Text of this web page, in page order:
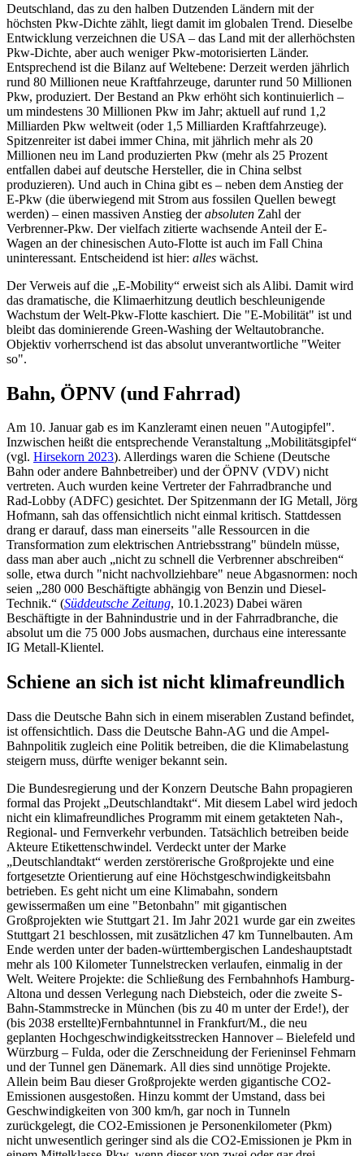
Deutschland, das zu den halben Dutzenden Ländern mit der
höchsten Pkw-Dichte zählt, liegt damit im globalen Trend. Dieselbe
Entwicklung verzeichnen die USA – das Land mit der allerhöchsten
Pkw-Dichte, aber auch weniger Pkw-motorisierten Länder.
Entsprechend ist die Bilanz auf Weltebene: Derzeit werden jährlich
rund 80 Millionen neue Kraftfahrzeuge, darunter rund 50 Millionen
Pkw, produziert. Der Bestand an Pkw erhöht sich kontinuierlich –
um mindestens 30 Millionen Pkw im Jahr; aktuell auf rund 1,2
Milliarden Pkw weltweit (oder 1,5 Milliarden Kraftfahrzeuge).
Spitzenreiter ist dabei immer China, mit jährlich mehr als 20
Millionen neu im Land produzierten Pkw (mehr als 25 Prozent
entfallen dabei auf deutsche Hersteller, die in China selbst
produzieren). Und auch in China gibt es – neben dem Anstieg der
E-Pkw (die überwiegend mit Strom aus fossilen Quellen bewegt
werden) – einen massiven Anstieg derabsoluten Zahl der
Verbrenner-Pkw. Der vielfach zitierte wachsende Anteil der E-
Wagen an der chinesischen Auto-Flotte ist auch im Fall China
uninteressant. Entscheidend ist hier: alles wächst.
Der Verweis auf die „E-Mobility“ erweist sich als Alibi. Damit wird
das dramatische, die Klimaerhitzung deutlich beschleunigende
Wachstum der Welt-Pkw-Flotte kaschiert. Die "E-Mobilität" ist und
bleibt das dominierende Green-Washing der Weltautobranche.
Objektiv vorherrschend ist das absolut unverantwortliche "Weiter
so".
Bahn, ÖPNV (und Fahrrad)
Am 10. Januar gab es im Kanzleramt einen neuen "Autogipfel".
Inzwischen heißt die entsprechende Veranstaltung „Mobilitätsgipfel“
(vgl. Hirsekorn 2023). Allerdings waren die Schiene (Deutsche
Bahn oder andere Bahnbetreiber) und der ÖPNV (VDV) nicht
vertreten. Auch wurden keine Vertreter der Fahrradbranche und
Rad-Lobby (ADFC) gesichtet. Der Spitzenmann der IG Metall, Jörg
Hofmann, sah das offensichtlich nicht einmal kritisch. Stattdessen
drang er darauf, dass man einerseits "alle Ressourcen in die
Transformation zum elektrischen Antriebsstrang" bündeln müsse,
dass man aber auch „nicht zu schnell die Verbrenner abschreiben“
solle, etwa durch "nicht nachvollziehbare" neue Abgasnormen: noch
seien „280 000 Beschäftigte abhängig von Benzin und Diesel-
Technik.“ (Süddeutsche Zeitung, 10.1.2023) Dabei wären
Beschäftigte in der Bahnindustrie und in der Fahrradbranche, die
absolut um die 75 000 Jobs ausmachen, durchaus eine interessante
IG Metall-Klientel.
Schiene an sich ist nicht klimafreundlich
Dass die Deutsche Bahn sich in einem miserablen Zustand befindet,
ist offensichtlich. Dass die Deutsche Bahn-AG und die Ampel-
Bahnpolitik zugleich eine Politik betreiben, die die Klimabelastung
steigern muss, dürfte weniger bekannt sein.
Die Bundesregierung und der Konzern Deutsche Bahn propagieren
formal das Projekt „Deutschlandtakt“. Mit diesem Label wird jedoch
nicht ein klimafreundliches Programm mit einem getakteten Nah-,
Regional- und Fernverkehr verbunden. Tatsächlich betreiben beide
Akteure Etikettenschwindel. Verdeckt unter der Marke
„Deutschlandtakt“ werden zerstörerische Großprojekte und eine
fortgesetzte Orientierung auf eine Höchstgeschwindigkeitsbahn
betrieben. Es geht nicht um eine Klimabahn, sondern
gewissermaßen um eine "Betonbahn" mit gigantischen
Großprojekten wie Stuttgart 21. Im Jahr 2021 wurde gar ein zweites
Stuttgart 21 beschlossen, mit zusätzlichen 47 km Tunnelbauten. Am
Ende werden unter der baden-württembergischen Landeshauptstadt
mehr als 100 Kilometer Tunnelstrecken verlaufen, einmalig in der
Welt. Weitere Projekte: die Schließung des Fernbahnhofs Hamburg-
Altona und dessen Verlegung nach Diebsteich, oder die zweite S-
Bahn-Stammstrecke in München (bis zu 40 m unter der Erde!), der
(bis 2038 erstellte)Fernbahntunnel in Frankfurt/M., die neu
geplanten Hochgeschwindigkeitsstrecken Hannover – Bielefeld und
Würzburg – Fulda, oder die Zerschneidung der Ferieninsel Fehmarn
und der Tunnel gen Dänemark. All dies sind unnötige Projekte.
Allein beim Bau dieser Großprojekte werden gigantische CO2-
Emissionen ausgestoßen. Hinzu kommt der Umstand, dass bei
Geschwindigkeiten von 300 km/h, gar noch in Tunneln
zurückgelegt, die CO2-Emissionen je Personenkilometer (Pkm)
nicht unwesentlich geringer sind als die CO2-Emissionen je Pkm in